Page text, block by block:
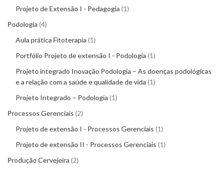
Projeto de Extensão I - Pedagogia 1
Podologia 4
Aula prática Fitoterapia 1
Portfólio Projeto de extensão I - Podologia 1
Projeto integrado Inovação Podologia – As doenças podológicas
e a relação com a saúde e qualidade de vida 1
Projeto Integrado – Podologia 1
Processos Gerenciais 2
Projeto de extensão I - Processos Gerenciais 1
Projeto de extensão II - Processos Gerenciais 1
Produção Cervejeira 2